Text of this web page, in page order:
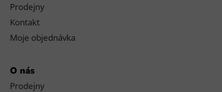
Prodejny
Kontakt
Moje objednávka
O nás
Prodejny